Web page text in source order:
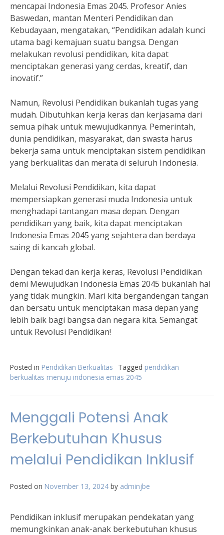
mencapai Indonesia Emas 2045. Profesor Anies
Baswedan, mantan Menteri Pendidikan dan
Kebudayaan, mengatakan, “Pendidikan adalah kunci
utama bagi kemajuan suatu bangsa. Dengan
melakukan revolusi pendidikan, kita dapat
menciptakan generasi yang cerdas, kreatif, dan
inovatif.”
Namun, Revolusi Pendidikan bukanlah tugas yang
mudah. Dibutuhkan kerja keras dan kerjasama dari
semua pihak untuk mewujudkannya. Pemerintah,
dunia pendidikan, masyarakat, dan swasta harus
bekerja sama untuk menciptakan sistem pendidikan
yang berkualitas dan merata di seluruh Indonesia.
Melalui Revolusi Pendidikan, kita dapat
mempersiapkan generasi muda Indonesia untuk
menghadapi tantangan masa depan. Dengan
pendidikan yang baik, kita dapat menciptakan
Indonesia Emas 2045 yang sejahtera dan berdaya
saing di kancah global.
Dengan tekad dan kerja keras, Revolusi Pendidikan
demi Mewujudkan Indonesia Emas 2045 bukanlah hal
yang tidak mungkin. Mari kita bergandengan tangan
dan bersatu untuk menciptakan masa depan yang
lebih baik bagi bangsa dan negara kita. Semangat
untuk Revolusi Pendidikan!
Posted in Pendidikan Berkualitas Tagged pendidikan
berkualitas menuju indonesia emas 2045
Menggali Potensi Anak
Berkebutuhan Khusus
melalui Pendidikan Inklusif
Posted on November 13, 2024 by adminjbe
Pendidikan inklusif merupakan pendekatan yang
memungkinkan anak-anak berkebutuhan khusus